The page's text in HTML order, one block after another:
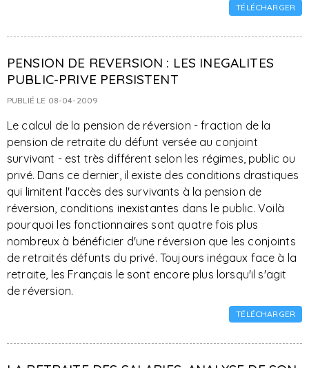
TÉLÉCHARGER
PENSION DE REVERSION : LES INEGALITES
PUBLIC-PRIVE PERSISTENT
PUBLIÉ LE 08-04-2009
Le calcul de la pension de réversion - fraction de la
pension de retraite du défunt versée au conjoint
survivant - est très différent selon les régimes, public ou
privé. Dans ce dernier, il existe des conditions drastiques
qui limitent l'accès des survivants à la pension de
réversion, conditions inexistantes dans le public. Voilà
pourquoi les fonctionnaires sont quatre fois plus
nombreux à bénéficier d'une réversion que les conjoints
de retraités défunts du privé. Toujours inégaux face à la
retraite, les Français le sont encore plus lorsqu'il s'agit
de réversion.
TÉLÉCHARGER